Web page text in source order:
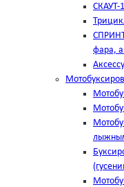
СКАУТ-
СПРИНТ
фара,